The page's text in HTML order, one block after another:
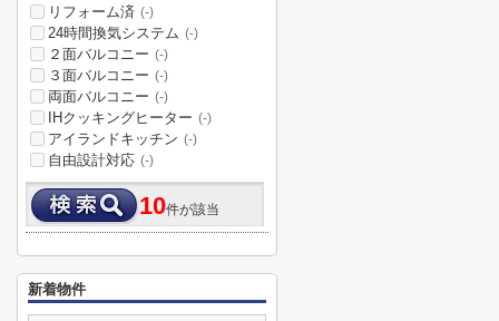
リフォーム済 (-)
24時間換気システム (-)
２面バルコニー (-)
３面バルコニー (-)
両面バルコニー (-)
IHクッキングヒーター (-)
アイランドキッチン (-)
自由設計対応 (-)
10件が該当
新着物件